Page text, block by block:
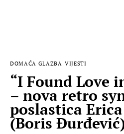
DOMAĆA GLAZBA VIJESTI
“I Found Love
– nova retro
poslastica
(Boris